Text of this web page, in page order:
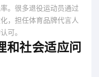
。很多退役运动员通过
，担任体育品牌代言人
可。
和社会适应问